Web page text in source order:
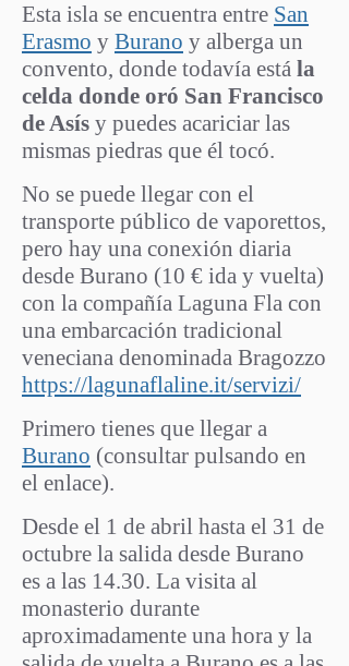
Esta isla se encuentra entre San
Erasmo y Burano y alberga un
convento, donde todavía está la
celda donde oró San Francisco
de Asís y puedes acariciar las
mismas piedras que él tocó.
No se puede llegar con el
transporte público de vaporettos,
pero hay una conexión diaria
desde Burano (10 € ida y vuelta)
con la compañía Laguna Fla con
una embarcación tradicional
veneciana denominada Bragozzo
https://lagunaflaline.it/servizi/
Primero tienes que llegar a
Burano (consultar pulsando en
el enlace).
Desde el 1 de abril hasta el 31 de
octubre la salida desde Burano
es a las 14.30. La visita al
monasterio durante
aproximadamente una hora y la